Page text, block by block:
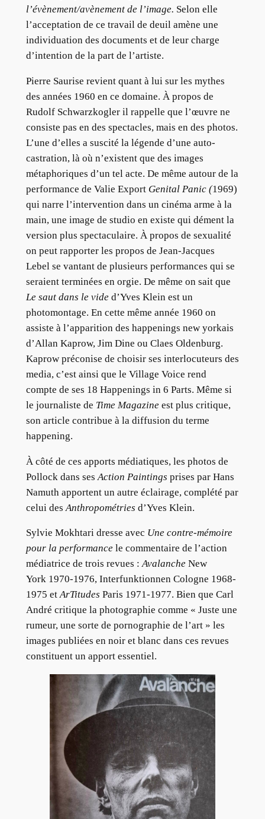
l’évènement/avènement de l’image. Selon elle
l’acceptation de ce travail de deuil amène une
individuation des documents et de leur charge
d’intention de la part de l’artiste.
Pierre Saurise revient quant à lui sur les mythes
des années 1960 en ce domaine. À propos de
Rudolf Schwarzkogler il rappelle que l’œuvre ne
consiste pas en des spectacles, mais en des photos.
L’une d’elles a suscité la légende d’une auto-
castration, là où n’existent que des images
métaphoriques d’un tel acte. De même autour de la
performance de Valie Export Genital Panic (1969)
qui narre l’intervention dans un cinéma arme à la
main, une image de studio en existe qui dément la
version plus spectaculaire. À propos de sexualité
on peut rapporter les propos de Jean-Jacques
Lebel se vantant de plusieurs performances qui se
seraient terminées en orgie. De même on sait que
Le saut dans le vided’Yves Klein est un
photomontage. En cette même année 1960 on
assiste à l’apparition des happenings new yorkais
d’Allan Kaprow, Jim Dine ou Claes Oldenburg.
Kaprow préconise de choisir ses interlocuteurs des
media, c’est ainsi que le Village Voice rend
compte de ses 18 Happenings in 6 Parts. Même si
le journaliste de Time Magazineest plus critique,
son article contribue à la diffusion du terme
happening.
À côté de ces apports médiatiques, les photos de
Pollock dans ses Action Paintings prises par Hans
Namuth apportent un autre éclairage, complété par
celui des Anthropométries d’Yves Klein.
Sylvie Mokhtari dresse avec Une contre-mémoire
pour la performance le commentaire de l’action
médiatrice de trois revues :AvalancheNew
York 1970-1976, Interfunktionnen Cologne 1968-
1975 etArTitudes Paris 1971-1977. Bien que Carl
André critique la photographie comme « Juste une
rumeur, une sorte de pornographie de l’art » les
images publiées en noir et blanc dans ces revues
constituent un apport essentiel.